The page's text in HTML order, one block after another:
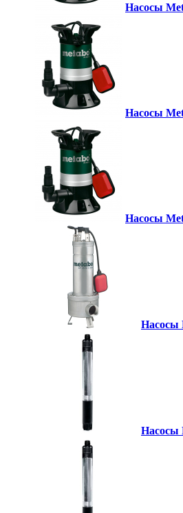
Насосы
Насосы
Насосы
Насосы
Насосы